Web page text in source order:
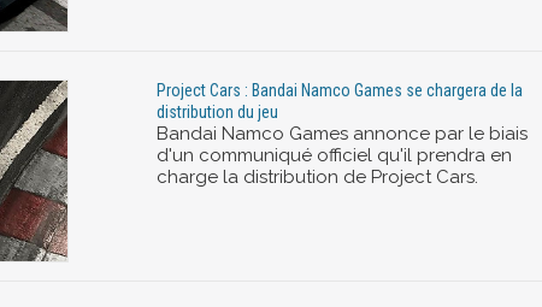
Project Cars : Bandai Namco Games se chargera de la
distribution du jeu
Bandai Namco Games annonce par le biais
d'un communiqué officiel qu'il prendra en
charge la distribution de Project Cars.